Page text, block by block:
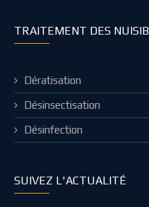
TRAITEMENT DES
Dératisation
Désinsectisation
Désinfection
SUIVEZ L'ACTUALITÉ